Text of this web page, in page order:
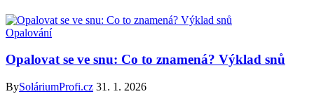
Opalování
Opalovat se ve snu: Co to znamená? Výklad snů
BySoláriumProfi.cz 31. 1. 2026